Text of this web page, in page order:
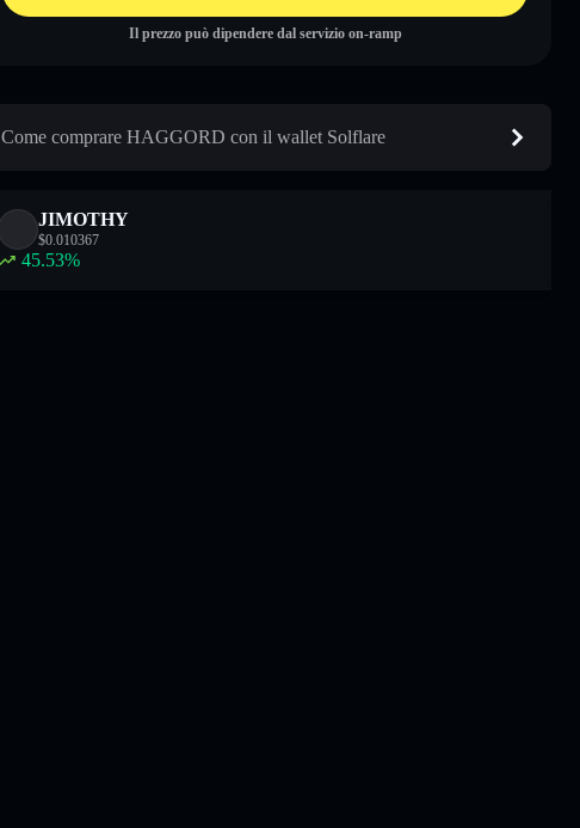
Il prezzo può dipendere dal servizio on-ramp
Come comprare HAGGORD con il wallet Solflare
JIMOTHY
$0.010367
45.53%